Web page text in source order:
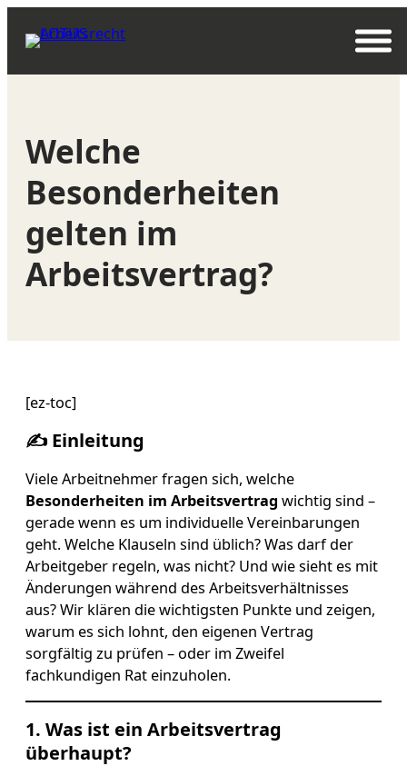
Inhalt
Welche
Besonderheiten
gelten im
Arbeitsvertrag?
[ez-toc]
✍️ Einleitung
Viele Arbeitnehmer fragen sich, welche
Besonderheiten im Arbeitsvertrag wichtig sind –
gerade wenn es um individuelle Vereinbarungen
geht. Welche Klauseln sind üblich? Was darf der
Arbeitgeber regeln, was nicht? Und wie sieht es mit
Änderungen während des Arbeitsverhältnisses
aus? Wir klären die wichtigsten Punkte und zeigen,
warum es sich lohnt, den eigenen Vertrag
sorgfältig zu prüfen – oder im Zweifel
fachkundigen Rat einzuholen.
1. Was ist ein Arbeitsvertrag
überhaupt?